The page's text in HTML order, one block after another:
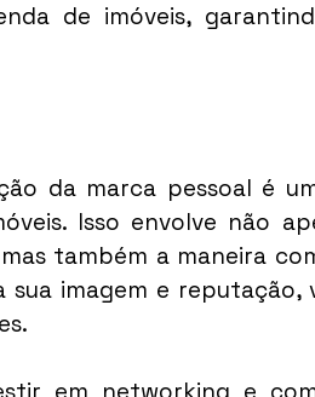
de imóveis,
da marca pessoal é
Isso envolve não
também a maneira
imagem e reputação,